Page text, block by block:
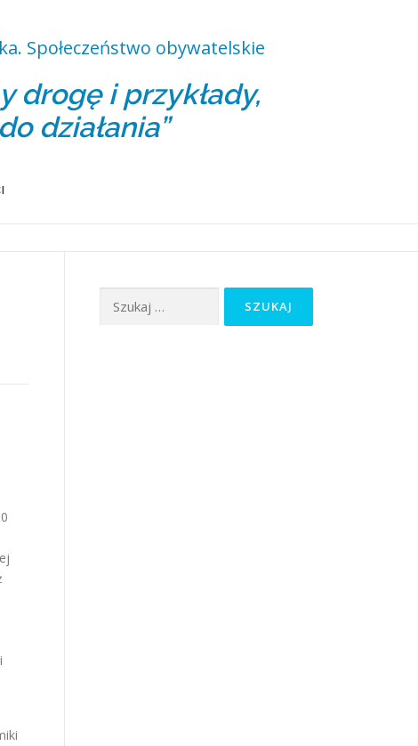
Społeczeństwo obywatelskie
drogę i przykłady,
działania”